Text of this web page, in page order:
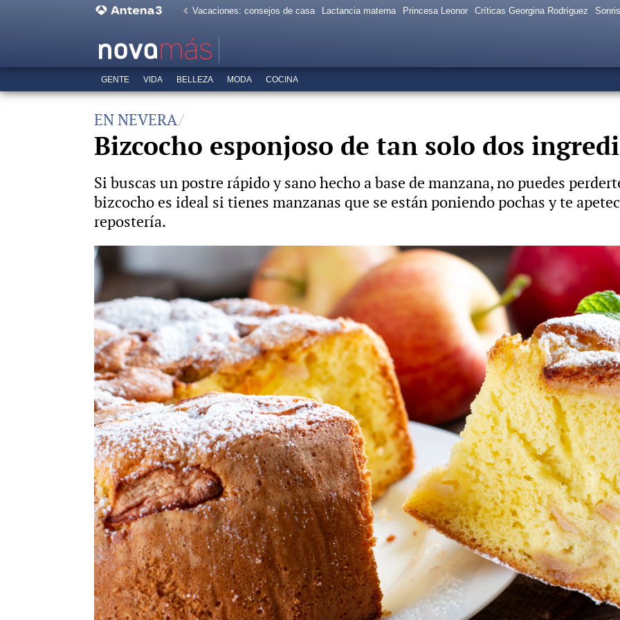
Vacaciones: consejos de casa Lactancia materna Princesa Leonor Críticas Georgina Rodríguez
GENTE VIDA BELLEZA MODA COCINA
EN NEVERA
Bizcocho esponjoso de tan solo dos
Si buscas un postre rápido y sano hecho a base de manzana, no puedes
bizcocho es ideal si tienes manzanas que se están poniendo pochas y te
repostería.
Delicioso y casero plum cake de manzana y canela
Míriam Martos
Barcelona
Publicado:05 de marzo de 2023, 13:29
WhatsappFacebook
X
Elalborotoen la cocina que supone elaborar algo dulce puede
quitarnos todas las ganas de hacerlo. La gran mayoría de recetas
demandan un sinfín de ingredientes para los que necesitamos aún